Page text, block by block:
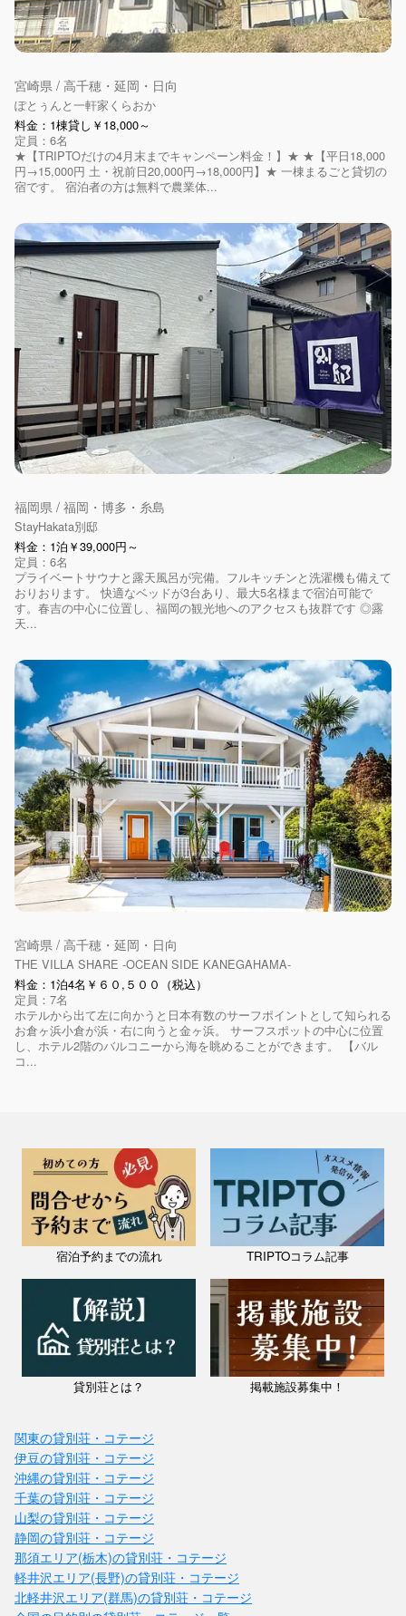
宮崎県 / 高千穂・延岡・日向
ぽとぅんと一軒家くらおか
料金：1棟貸し￥18,000～
定員：6名
★【TRIPTOだけの4月末までキャンペーン料金！】★ ★【平日18,000
円→15,000円 土・祝前日20,000円→18,000円】★ 一棟まるごと貸切の
宿です。 宿泊者の方は無料で農業体...
福岡県 / 福岡・博多・糸島
StayHakata別邸
料金：1泊￥39,000円～
定員：6名
プライベートサウナと露天風呂が完備。フルキッチンと洗濯機も備えて
おりおります。 快適なベッドが3台あり、最大5名様まで宿泊可能で
す。春吉の中心に位置し、福岡の観光地へのアクセスも抜群です ◎露
天...
宮崎県 / 高千穂・延岡・日向
THE VILLA SHARE -OCEAN SIDE KANEGAHAMA-
料金：1泊4名￥６０,５００（税込）
定員：7名
ホテルから出て左に向かうと日本有数のサーフポイントとして知られる
お倉ヶ浜小倉が浜・右に向うと金ヶ浜。 サーフスポットの中心に位置
し、ホテル2階のバルコニーから海を眺めることができます。 【バル
コ...
宿泊予約までの流れ TRIPTOコラム記事
貸別荘とは？ 掲載施設募集中！
関東の貸別荘・コテージ
伊豆の貸別荘・コテージ
沖縄の貸別荘・コテージ
千葉の貸別荘・コテージ
山梨の貸別荘・コテージ
静岡の貸別荘・コテージ
那須エリア(栃木)の貸別荘・コテージ
軽井沢エリア(長野)の貸別荘・コテージ
北軽井沢エリア(群馬)の貸別荘・コテージ